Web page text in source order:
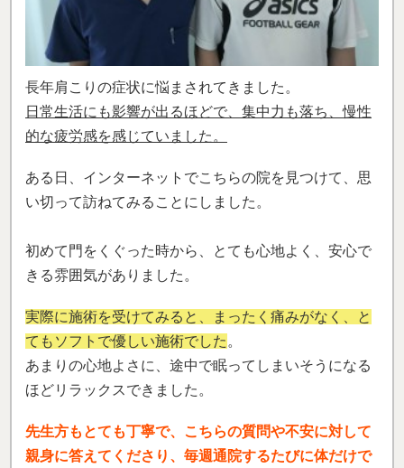
長年肩こりの症状に悩まされてきました。
日常生活にも影響が出るほどで、集中力も落ち、慢性
的な疲労感を感じていました。
ある日、インターネットでこちらの院を見つけて、思
い切って訪ねてみることにしました。
初めて門をくぐった時から、とても心地よく、安心で
きる雰囲気がありました。
実際に施術を受けてみると、まったく痛みがなく、と
てもソフトで優しい施術でした 。
あまりの心地よさに、途中で眠ってしまいそうになる
ほどリラックスできました。
先生方もとても丁寧で、こちらの質問や不安に対して
親身に答えてくださり、 毎週通院するたびに体だけで